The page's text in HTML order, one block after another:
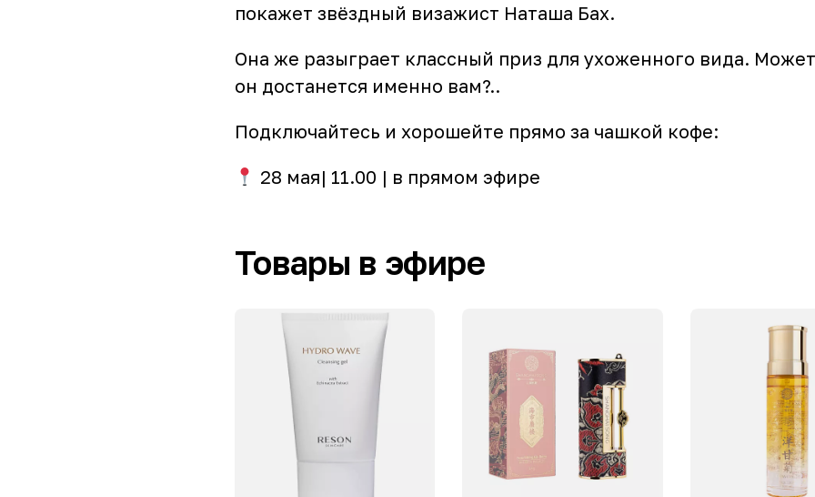
покажет звёздный визажист Наташа Бах.
Она же разыграет классный приз для ухоженного вида. Может
он достанется именно вам?..
Подключайтесь и хорошейте прямо за чашкой кофе:
28 мая| 11.00 | в прямом эфире
Товары в эфире